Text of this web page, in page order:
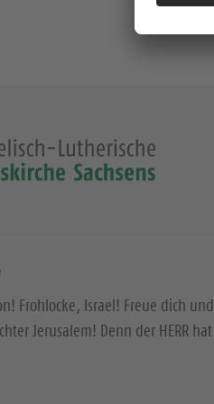
Frohlocke, Israel! Freue dich
Jerusalem! Denn der HERR